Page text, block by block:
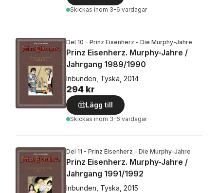
Skickas inom 3-6 vardagar
Del 10 - Prinz Eisenherz - Die Murphy-Jahre
Prinz Eisenherz. Murphy-Jahre /
Jahrgang 1989/1990
Inbunden, Tyska, 2014
294 kr
Lägg till
Skickas inom 3-6 vardagar
Del 11 - Prinz Eisenherz - Die Murphy-Jahre
Prinz Eisenherz. Murphy-Jahre /
Jahrgang 1991/1992
Inbunden, Tyska, 2015